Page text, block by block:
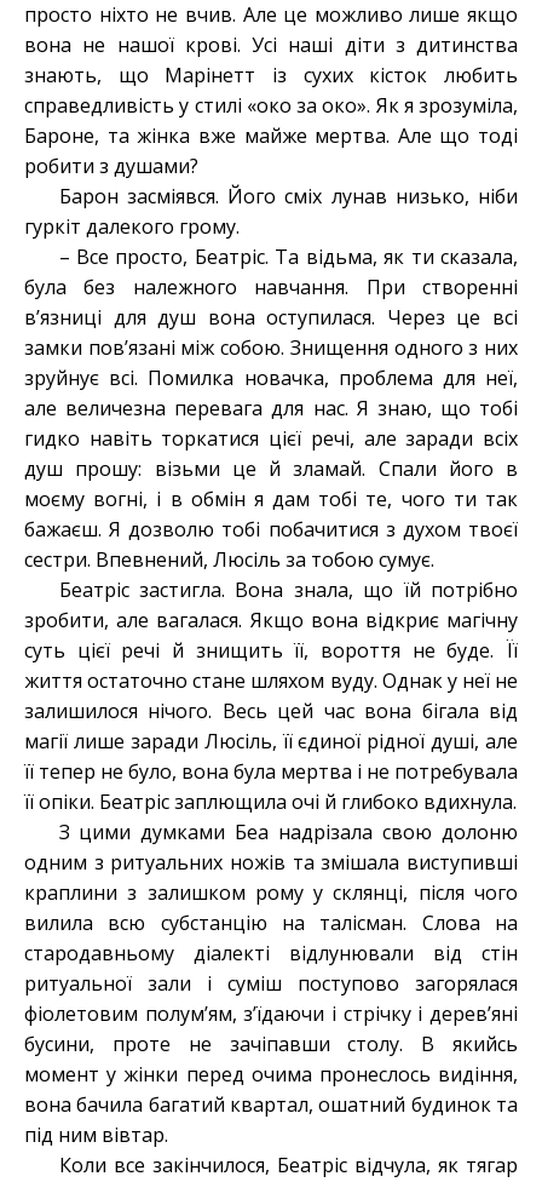
просто ніхто не вчив. Але це можливо лише якщо
вона не нашої крові. Усі наші діти з дитинства
знають, що Марінетт із сухих кісток любить
справедливість у стилі «око за око». Як я зрозуміла,
Бароне, та жінка вже майже мертва. Але що тоді
робити з душами?
Барон засміявся. Його сміх лунав низько, ніби
гуркіт далекого грому.
– Все просто, Беатріс. Та відьма, як ти сказала,
була без належного навчання. При створенні
в’язниці для душ вона оступилася. Через це всі
замки пов’язані між собою. Знищення одного з них
зруйнує всі. Помилка новачка, проблема для неї,
але величезна перевага для нас. Я знаю, що тобі
гидко навіть торкатися цієї речі, але заради всіх
душ прошу: візьми це й зламай. Спали його в
моєму вогні, і в обмін я дам тобі те, чого ти так
бажаєш. Я дозволю тобі побачитися з духом твоєї
сестри. Впевнений, Люсіль за тобою сумує.
Беатріс застигла. Вона знала, що їй потрібно
зробити, але вагалася. Якщо вона відкриє магічну
суть цієї речі й знищить її, вороття не буде. Її
життя остаточно стане шляхом вуду. Однак у неї не
залишилося нічого. Весь цей час вона бігала від
магії лише заради Люсіль, її єдиної рідної душі, але
її тепер не було, вона була мертва і не потребувала
її опіки. Беатріс заплющила очі й глибоко вдихнула.
З цими думками Беа надрізала свою долоню
одним з ритуальних ножів та змішала виступивші
краплини з залишком рому у склянці, після чого
вилила всю субстанцію на талісман. Слова на
стародавньому діалекті відлунювали від стін
ритуальної зали і суміш поступово загорялася
фіолетовим полум’ям, з’їдаючи і стрічку і дерев’яні
бусини, проте не зачіпавши столу. В якийсь
момент у жінки перед очима пронеслось видіння,
вона бачила багатий квартал, ошатний будинок та
під ним вівтар.
Коли все закінчилося, Беатріс відчула, як тягар